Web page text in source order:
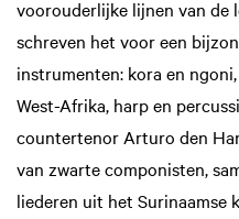
voorouderlijke lijnen van de
schreven het voor een
instrumenten: kora en
West-Afrika, harp en
countertenor Arturo den
van zwarte componisten,
liederen uit het Surinaamse